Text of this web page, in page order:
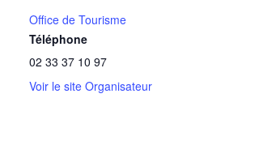
Office de Tourisme
Téléphone
02 33 37 10 97
Voir le site Organisateur